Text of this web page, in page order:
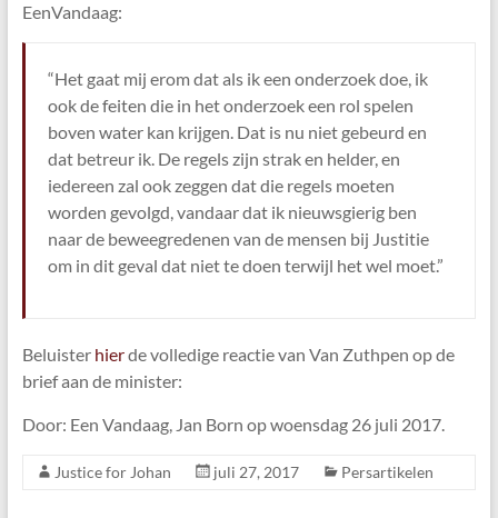
EenVandaag:
“Het gaat mij erom dat als ik een onderzoek doe, ik
ook de feiten die in het onderzoek een rol spelen
boven water kan krijgen. Dat is nu niet gebeurd en
dat betreur ik. De regels zijn strak en helder, en
iedereen zal ook zeggen dat die regels moeten
worden gevolgd, vandaar dat ik nieuwsgierig ben
naar de beweegredenen van de mensen bij Justitie
om in dit geval dat niet te doen terwijl het wel moet.”
Beluister hierde volledige reactie van Van Zuthpen op de
brief aan de minister:
Door: Een Vandaag, Jan Born op woensdag 26 juli 2017.
Justice for Johan juli 27, 2017 Persartikelen